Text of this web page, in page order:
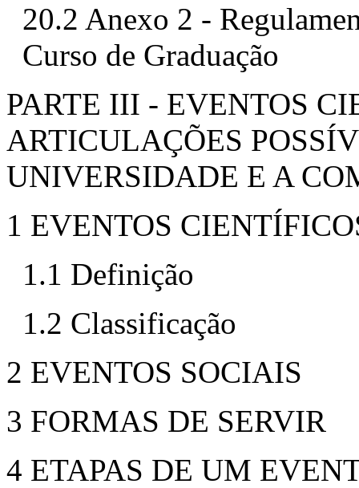
20.2 Anexo 2 -
Curso de Graduação
PARTE III - EVENTOS
ARTICULAÇÕES
UNIVERSIDADE E A
1 EVENTOS
1.1 Definição
1.2 Classificação
2 EVENTOS SOCIAIS
3 FORMAS DE SERVIR
4 ETAPAS DE UM